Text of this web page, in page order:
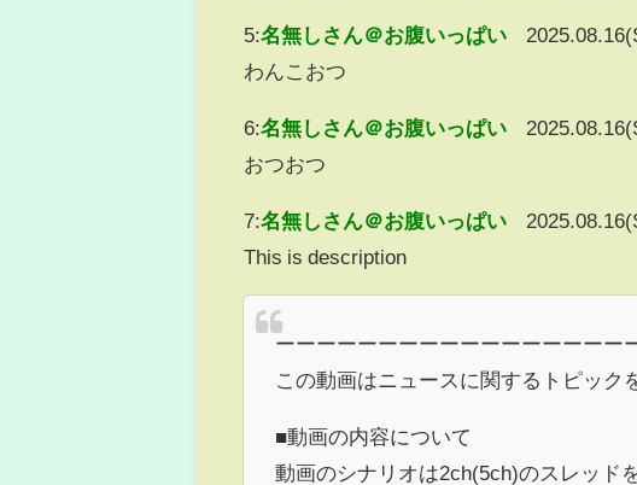
5:名無しさん＠お腹いっぱい
わんこおつ
6:名無しさん＠お腹いっぱい
おつおつ
7:名無しさん＠お腹いっぱい
This is description
ーーーーーーーーーーーーーーーーー
この動画はニュースに関するトピック
■動画の内容について
動画のシナリオは2ch(5ch)のスレッド